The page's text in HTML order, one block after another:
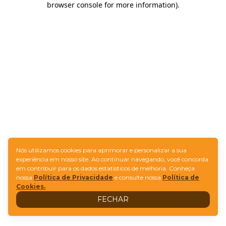
browser console for more information).
Nós utilizamos cookies para aprimorar e personalizar a sua
experiência em nosso site. Ao continuar navegando, você concorda
em contribuir para os dados estatísticos de melhoria. Conheça
nossa Política de Privacidade e consulte nossa Política de
Cookies.
FECHAR